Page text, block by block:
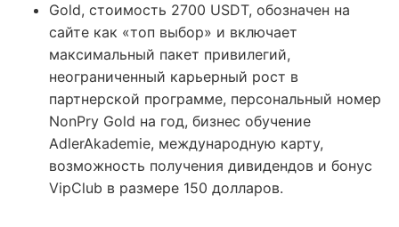
Gold, стоимость 2700 USDT, обозначен на
сайте как «топ выбор» и включает
максимальный пакет привилегий,
неограниченный карьерный рост в
партнерской программе, персональный номер
NonPry Gold на год, бизнес обучение
AdlerAkademie, международную карту,
возможность получения дивидендов и бонус
VipClub в размере 150 долларов.